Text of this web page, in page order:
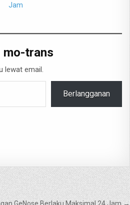
Jam
mo-trans
lewat email.
Berlangganan
GeNose Berlaku Maksimal 24 Jam →